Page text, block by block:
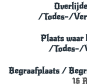
/Todes-/
Plaats waar
/Todes-/
Begraafplaats /
16